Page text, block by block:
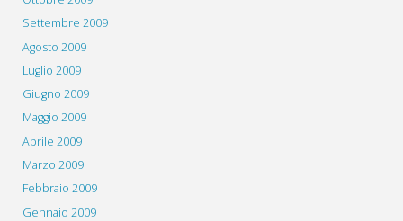
Settembre 2009
Agosto 2009
Luglio 2009
Giugno 2009
Maggio 2009
Aprile 2009
Marzo 2009
Febbraio 2009
Gennaio 2009